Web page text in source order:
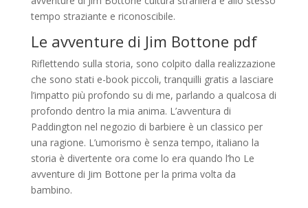
tempo straziante e riconoscibile.
Le avventure di Jim Bottone pdf
Riflettendo sulla storia, sono colpito dalla realizzazione
che sono stati e-book piccoli, tranquilli gratis a lasciare
l’impatto più profondo su di me, parlando a qualcosa di
profondo dentro la mia anima. L’avventura di
Paddington nel negozio di barbiere è un classico per
una ragione. L’umorismo è senza tempo, italiano la
storia è divertente ora come lo era quando l’ho Le
avventure di Jim Bottone per la prima volta da
bambino.